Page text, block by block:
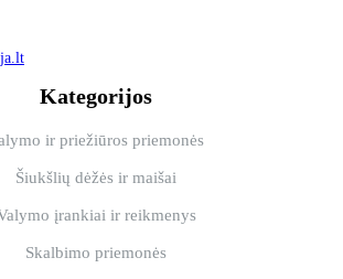
Kategorijos
ir priežiūros priemonės
Šiukšlių dėžės ir maišai
įrankiai ir reikmenys
Skalbimo priemonės